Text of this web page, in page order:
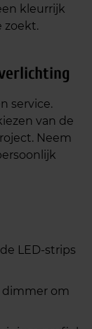
kleurrijk
zoekt.
service.
van de
Neem
LED-strips
dimmer om